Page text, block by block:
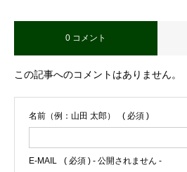
0 コメント
この記事へのコメントはありません。
名前（例：山田 太郎） ( 必須 )
E-MAIL ( 必須 ) - 公開されません -